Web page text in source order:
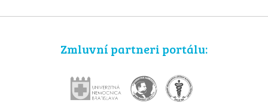
Zmluvní partneri portálu: